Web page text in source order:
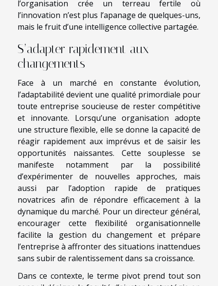
l’organisation crée un terreau fertile où
l’innovation n’est plus l’apanage de quelques-uns,
mais le fruit d’une intelligence collective partagée.
S’adapter rapidement aux
changements
Face à un marché en constante évolution,
l’adaptabilité devient une qualité primordiale pour
toute entreprise soucieuse de rester compétitive
et innovante. Lorsqu’une organisation adopte
une structure flexible, elle se donne la capacité de
réagir rapidement aux imprévus et de saisir les
opportunités naissantes. Cette souplesse se
manifeste notamment par la possibilité
d’expérimenter de nouvelles approches, mais
aussi par l’adoption rapide de pratiques
novatrices afin de répondre efficacement à la
dynamique du marché. Pour un directeur général,
encourager cette flexibilité organisationnelle
facilite la gestion du changement et prépare
l’entreprise à affronter des situations inattendues
sans subir de ralentissement dans sa croissance.
Dans ce contexte, le terme pivot prend tout son